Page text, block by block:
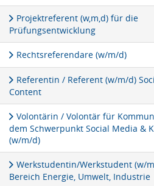
Projektreferent (w,m,d) für die
Prüfungsentwicklung
Rechtsreferendare (w/m/d)
Referentin / Referent (w/m/d)
Content
Volontärin / Volontär für
dem Schwerpunkt Social Media &
(w/m/d)
Werkstudentin/Werkstudent (w/
Bereich Energie, Umwelt, Industrie